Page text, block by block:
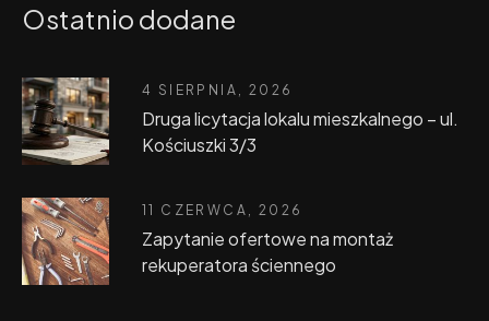
Ostatnio dodane
4 SIERPNIA, 2026
Druga licytacja lokalu mieszkalnego – ul.
Kościuszki 3/3
11 CZERWCA, 2026
Zapytanie ofertowe na montaż
rekuperatora ściennego